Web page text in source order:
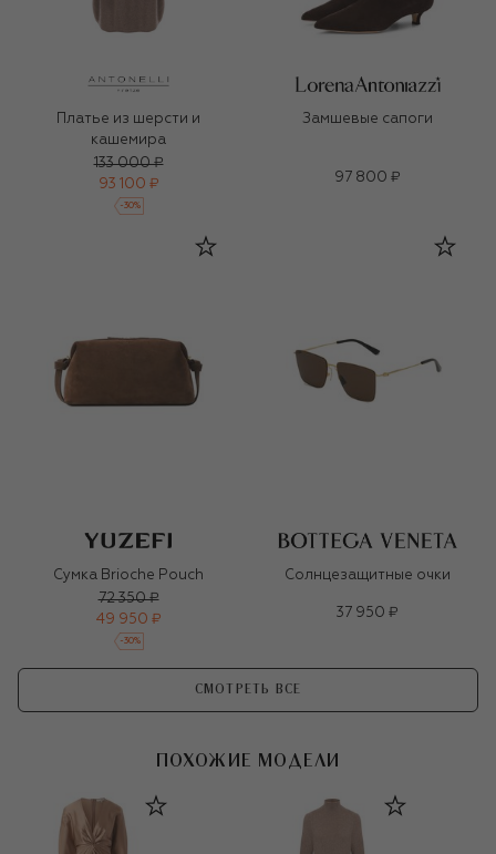
Платье из шерсти и
кашемира
133 000 ₽
93 100 ₽
-30%
Замшевые сапоги
97 800 ₽
Сумка Brioche Pouch
72 350 ₽
49 950 ₽
-30%
Солнцезащитные очки
37 950 ₽
СМОТРЕТЬ ВСЕ
ПОХОЖИЕ МОДЕЛИ